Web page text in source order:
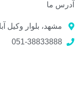
آدرس ما
مشهد، بلوار وکیل
051-38833888